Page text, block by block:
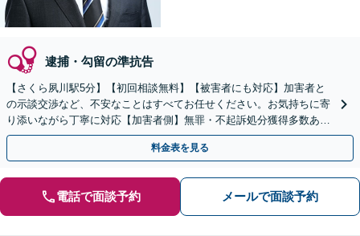
逮捕・勾留の準抗告
【さくら夙川駅5分】【初回相談無料】【被害者にも対応】加害者と
の示談交渉など、不安なことはすべてお任せください。お気持ちに寄
り添いながら丁寧に対応【加害者側】無罪・不起訴処分獲得多数あ
り。早期接見で速やかな解決を目指します。再犯防止にも注力
料金表を見る
電話で面談予約 メールで面談予約